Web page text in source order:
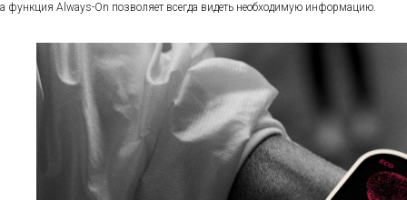
а функция Always-On позволяет всегда видеть необходимую информацию.